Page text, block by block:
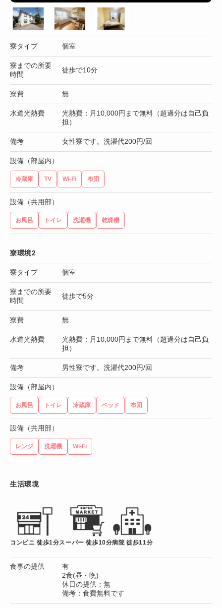
寮タイプ 個室
寮までの所要
時間
徒歩で10分
寮費 無
水道光熱費
光熱費：月10,000円まで無料（超過分は自己負
担）
備考 女性寮です。洗濯代200円/回
設備（部屋内）
冷蔵庫 TV Wi-Fi 布団
設備（共用部）
お風呂 トイレ 洗濯機 乾燥機
寮環境2
寮タイプ 個室
寮までの所要
時間
徒歩で5分
寮費 無
水道光熱費
光熱費：月10,000円まで無料（超過分は自己負
担）
備考 男性寮です。洗濯代200円/回
設備（部屋内）
お風呂 トイレ 冷蔵庫 ベッド 布団
設備（共用部）
レンジ 洗濯機 Wi-Fi
生活環境
コンビニ 徒歩1分スーパー 徒歩10分病院 徒歩11分
食事の提供
有
2食(昼・晩)
休日の提供：無
備考：食費無料です